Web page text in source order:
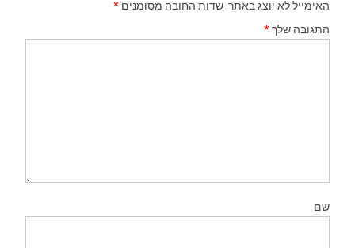
האימייל לא יוצג באתר.שדות החובה מסומנים *
התגובה שלך *
שם